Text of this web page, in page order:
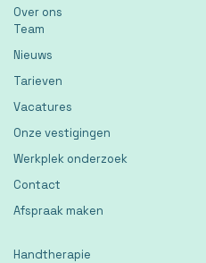
Over ons
Team
Nieuws
Tarieven
Vacatures
Onze vestigingen
Werkplek onderzoek
Contact
Afspraak maken
Handtherapie